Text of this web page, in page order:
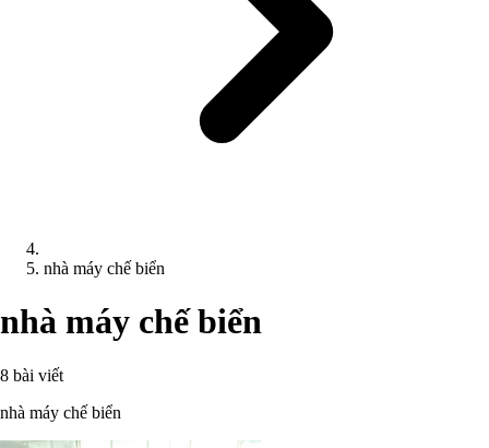
nhà máy chế biển
nhà máy chế biển
8 bài viết
nhà máy chế biển